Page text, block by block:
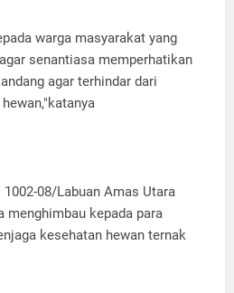
warga masyarakat yang
senantiasa memperhatikan
agar terhindar dari
08/Labuan Amas Utara
menghimbau kepada para
kesehatan hewan ternak